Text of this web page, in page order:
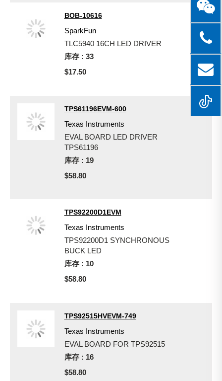
BOB-10616
SparkFun
TLC5940 16CH LED DRIVER
库存 : 33
$17.50
TPS61196EVM-600
Texas Instruments
EVAL BOARD LED DRIVER
TPS61196
库存 : 19
$58.80
TPS92200D1EVM
Texas Instruments
TPS92200D1 SYNCHRONOUS
BUCK LED
库存 : 10
$58.80
TPS92515HVEVM-749
Texas Instruments
EVAL BOARD FOR TPS92515
库存 : 16
$58.80